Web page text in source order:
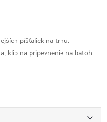
píšťaliek na trhu.
klip na pripevnenie na batoh